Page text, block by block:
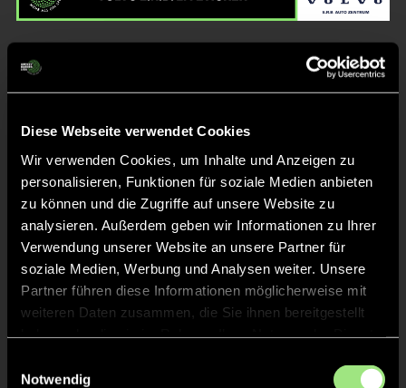
Diese Webseite verwendet Cookies
Wir verwenden Cookies, um Inhalte und Anzeigen zu
personalisieren, Funktionen für soziale Medien anbieten
zu können und die Zugriffe auf unsere Website zu
analysieren. Außerdem geben wir Informationen zu Ihrer
Verwendung unserer Website an unsere Partner für
soziale Medien, Werbung und Analysen weiter. Unsere
Partner führen diese Informationen möglicherweise mit
weiteren Daten zusammen, die Sie ihnen bereitgestellt
Notwendig
Liveticker
Keine Daten verfügbar.